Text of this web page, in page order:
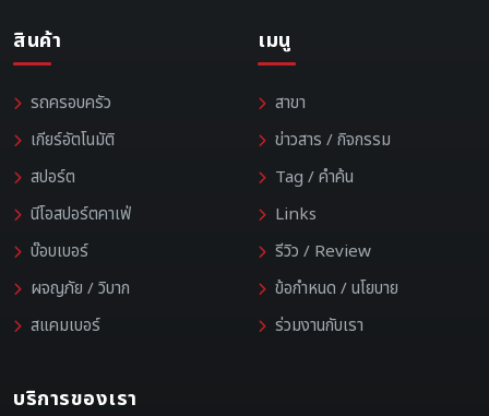
สินค้า
รถครอบครัว
เกียร์อัตโนมัติ
สปอร์ต
นีโอสปอร์ตคาเฟ่
บ๊อบเบอร์
ผจญภัย / วิบาก
สแคมเบอร์
เมนู
สาขา
ข่าวสาร / กิจกรรม
Tag / คำค้น
Links
รีวิว / Review
ข้อกำหนด / นโยบาย
ร่วมงานกับเรา
บริการของเรา